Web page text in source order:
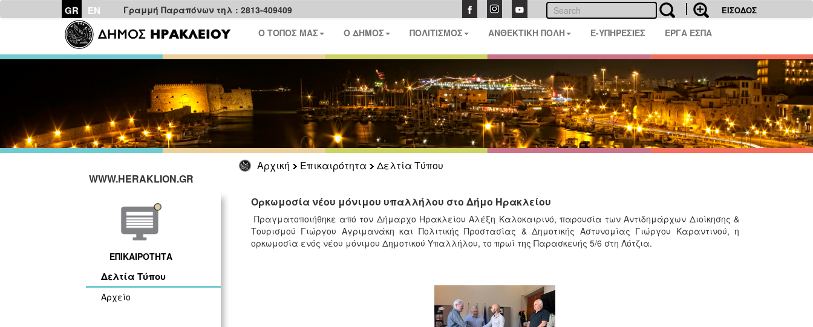
GR EN Γραμμή Παραπόνων τηλ : 2813-409409 ΕΙΣΟΔΟΣ
Ο ΤΟΠΟΣ ΜΑΣ Ο ΔΗΜΟΣ ΠΟΛΙΤΙΣΜΟΣ ΑΝΘΕΚΤΙΚΗ ΠΟΛΗ E-ΥΠΗΡΕΣΙΕΣ ΕΡΓΑ ΕΣΠΑ
Αρχική Επικαιρότητα
Δελτία Τύπου
WWW.HERAKLION.GR
ΕΠΙΚΑΙΡΟΤΗΤΑ
Δελτία Τύπου
Αρχείο
Ορκωμοσία νέου μόνιμου υπαλλήλου στο Δήμο Ηρακλείου
Πραγματοποιήθηκε από τον Δήμαρχο Ηρακλείου Αλέξη Καλοκαιρινό, παρουσία των Αντιδημάρχων Διοίκησης &
Τουρισμού Γιώργου Αγριμανάκη και Πολιτικής Προστασίας & Δημοτικής Αστυνομίας Γιώργου Καραντινού, η
ορκωμοσία ενός νέου μόνιμου Δημοτικού Υπαλλήλου, το πρωί της Παρασκευής 5/6 στη Λότζια.